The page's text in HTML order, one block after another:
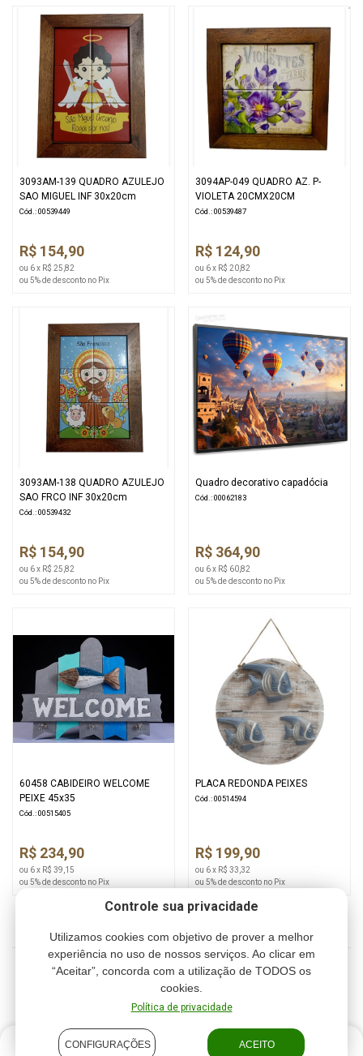
Controle sua privacidade
Utilizamos cookies com objetivo de prover a melhor
experiência no uso de nossos serviços. Ao clicar em
“Aceitar”, concorda com a utilização de TODOS os
cookies.
Política de privacidade
CONFIGURAÇÕES ACEITO
3093AM-139 QUADRO AZULEJO
SAO MIGUEL INF 30x20cm
Cód.: 00539449
R$ 154,90
ou 6 x R$ 25,82
ou 5% de desconto no Pix
3094AP-049 QUADRO AZ. P-
VIOLETA 20CMX20CM
Cód.: 00539487
R$ 124,90
ou 6 x R$ 20,82
ou 5% de desconto no Pix
3093AM-138 QUADRO AZULEJO
SAO FRCO INF 30x20cm
Cód.: 00539432
R$ 154,90
ou 6 x R$ 25,82
ou 5% de desconto no Pix
Quadro decorativo capadócia
Cód.: 00062183
R$ 364,90
ou 6 x R$ 60,82
ou 5% de desconto no Pix
60458 CABIDEIRO WELCOME
PEIXE 45x35
Cód.: 00515405
R$ 234,90
ou 6 x R$ 39,15
ou 5% de desconto no Pix
PLACA REDONDA PEIXES
Cód.: 00514594
R$ 199,90
ou 6 x R$ 33,32
ou 5% de desconto no Pix
2 3